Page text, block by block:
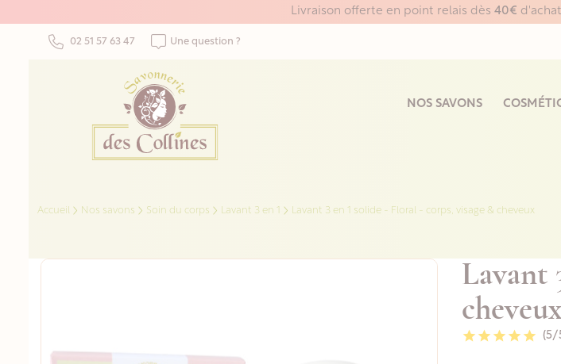
Livraison offerte en point relais dès 40€
02 51 57 63 47 Une question ?
NOS SAVONS
Accueil Nos savons Soin du corps Lavant 3 en 1 Lavant 3 en 1 solide - Floral - corps, visage & cheveux
Lavant
(5/